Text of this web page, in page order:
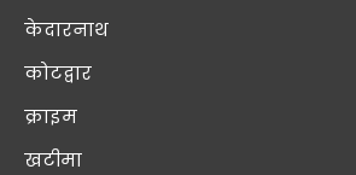
केदारनाथ
कोटद्वार
क्राइम
खटीमा